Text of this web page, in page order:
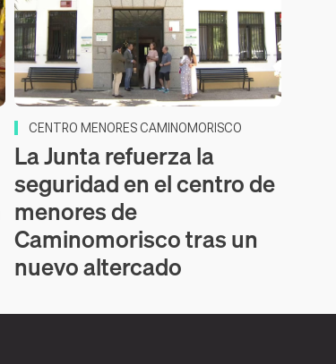
CENTRO MENORES CAMINOMORISCO
La Junta refuerza la
seguridad en el centro de
menores de
Caminomorisco tras un
nuevo altercado